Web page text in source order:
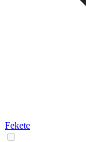
Fekete